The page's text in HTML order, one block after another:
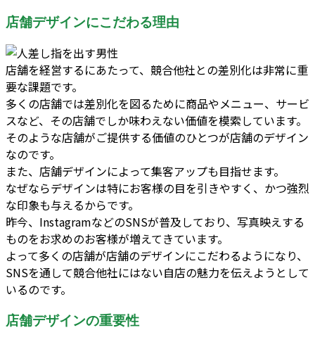
店舗デザインにこだわる理由
店舗を経営するにあたって、競合他社との差別化は非常に重
要な課題です。
多くの店舗では差別化を図るために商品やメニュー、サービ
スなど、その店舗でしか味わえない価値を模索しています。
そのような店舗がご提供する価値のひとつが店舗のデザイン
なのです。
また、店舗デザインによって集客アップも目指せます。
なぜならデザインは特にお客様の目を引きやすく、かつ強烈
な印象も与えるからです。
昨今、InstagramなどのSNSが普及しており、写真映えする
ものをお求めのお客様が増えてきています。
よって多くの店舗が店舗のデザインにこだわるようになり、
SNSを通して競合他社にはない自店の魅力を伝えようとして
いるのです。
店舗デザインの重要性